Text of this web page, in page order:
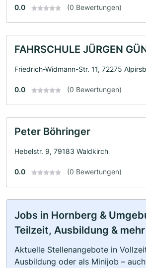
0.0 (0 Bewertungen)
FAHRSCHULE JÜRGEN
Friedrich-Widmann-Str. 11, 72275
0.0 (0 Bewertungen)
Peter Böhringer
Hebelstr. 9, 79183 Waldkirch
0.0 (0 Bewertungen)
Jobs in Hornberg &
Teilzeit, Ausbildung & mehr
Aktuelle Stellenangebote in
Ausbildung oder als Minijob –